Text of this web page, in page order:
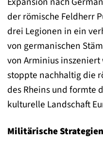
der römische Feldherr
drei Legionen in ein
von germanischen
von Arminius
stoppte nachhaltig die
des Rheins und formte
kulturelle Landschaft
Militärische